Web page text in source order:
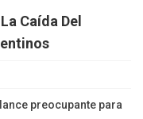
Caída Del
preocupante para